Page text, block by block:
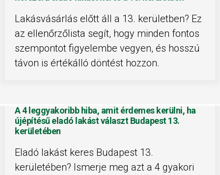
Lakásvásárlás előtt áll a 13. kerületben? Ez
az ellenőrzőlista segít, hogy minden fontos
szempontot figyelembe vegyen, és hosszú
távon is értékálló döntést hozzon.
A 4 leggyakoribb hiba, amit érdemes kerülni, ha
újépítésű eladó lakást választ Budapest 13.
kerületében
Eladó lakást keres Budapest 13.
kerületében? Ismerje meg azt a 4 gyakori